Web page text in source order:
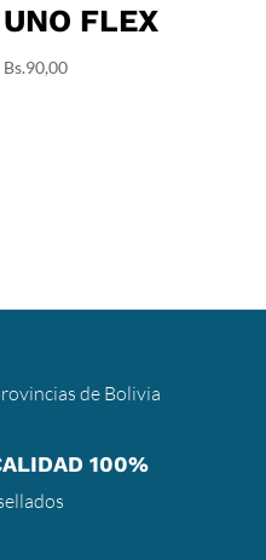
UNO FLEX
Bs.90,00
de Bolivia
100%